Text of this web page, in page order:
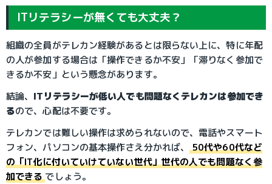
ITリテラシーが無くても大丈夫？
組織の全員がテレカン経験があるとは限らない上に、特に年配
の人が参加する場合は「操作できるか不安」「滞りなく参加で
きるか不安」という懸念があります。
結論、 ITリテラシーが低い人でも問題なくテレカンは参加でき
るので、心配は不要です。
テレカンでは難しい操作は求められないので、電話やスマート
フォン、パソコンの基本操作さえ分かれば、50代や60代など
の「IT化に付いていけていない世代」世代の人でも問題なく参
加できる でしょう。